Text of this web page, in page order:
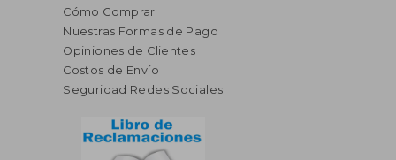
Cómo Comprar
Nuestras Formas de Pago
Opiniones de Clientes
Costos de Envío
Seguridad Redes Sociales